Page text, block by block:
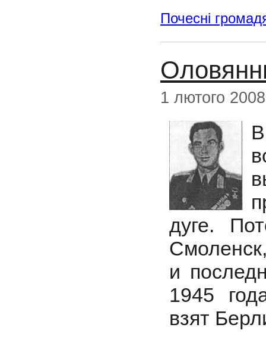
Почесні
1 лютого 2008
дуге.
и
1945
взят